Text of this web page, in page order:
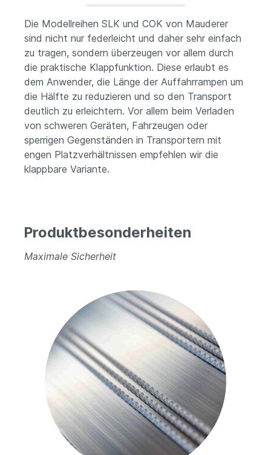
Die Modellreihen SLK und COK von Mauderer
sind nicht nur federleicht und daher sehr einfach
zu tragen, sondern überzeugen vor allem durch
die praktische Klappfunktion. Diese erlaubt es
dem Anwender, die Länge der Auffahrrampen um
die Hälfte zu reduzieren und so den Transport
deutlich zu erleichtern. Vor allem beim Verladen
von schweren Geräten, Fahrzeugen oder
sperrigen Gegenständen in Transportern mit
engen Platzverhältnissen empfehlen wir die
klappbare Variante.
Produktbesonderheiten
Maximale Sicherheit